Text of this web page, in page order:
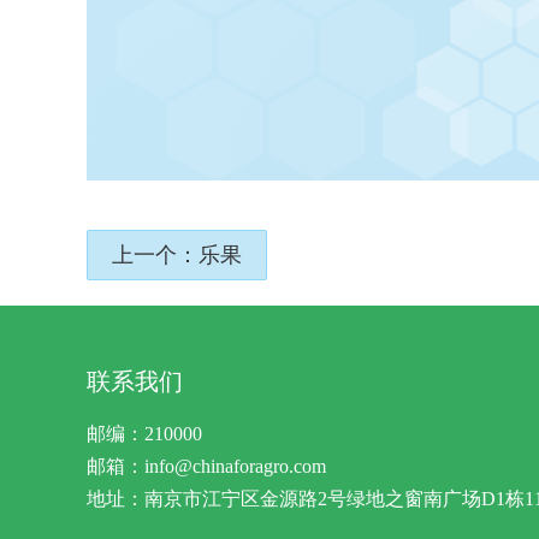
上一个：乐果
联系我们
邮编：210000
邮箱：info@chinaforagro.com
地址：南京市江宁区金源路2号绿地之窗南广场D1栋